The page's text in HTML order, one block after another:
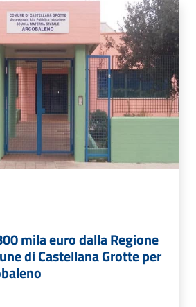
mila euro dalla Regione
di Castellana Grotte per